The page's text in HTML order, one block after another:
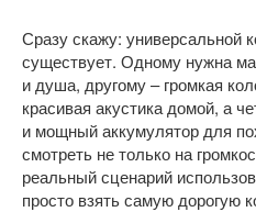
Сразу скажу: универсальной
существует. Одному нужна
и душа, другому – громкая
красивая акустика домой, а
и мощный аккумулятор для
смотреть не только на
реальный сценарий
просто взять самую дорогую